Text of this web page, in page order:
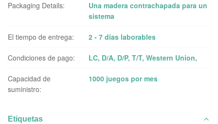
Packaging Details:
Una madera contrachapada para un
sistema
El tiempo de entrega: 2 - 7 días laborables
Condiciones de pago: LC, D/A, D/P, T/T, Western Union,
Capacidad de
suministro:
1000 juegos por mes
Etiquetas